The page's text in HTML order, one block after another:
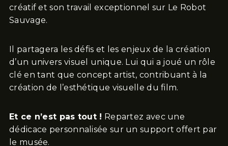
créatif et son travail exceptionnel sur Le Robot
Sauvage.
Il partagera les défis et les enjeux de la création
d’un univers visuel unique. Lui qui a joué un rôle
clé en tant que concept artist, contribuant à la
création de l’esthétique visuelle du film.
Et ce n’est pas tout ! Repartez avec une
dédicace personnalisée sur un support offert par
le musée.